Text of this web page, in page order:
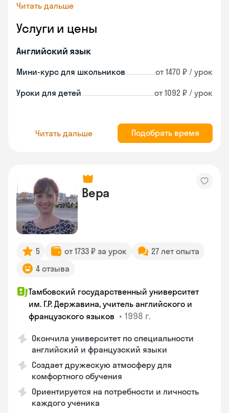
Читать дальше
Услуги и цены
Английский язык
Мини-курс для школьников от 1470 ₽ / урок
Уроки для детей от 1092 ₽ / урок
Читать дальше Подобрать время
Вера
5 от 1733 ₽ за урок
27 лет опыта
4 отзыва
Тамбовский государственный университет
им. Г.Р. Державина, учитель английского и
французского языков • 1998 г.
Окончила университет по специальности
английский и французский языки
Создает дружескую атмосферу для
комфортного обучения
Ориентируется на потребности и личность
каждого ученика